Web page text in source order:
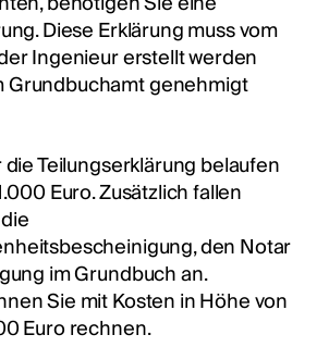
Diese Erklärung muss vom
Ingenieur erstellt werden
Grundbuchamt genehmigt
Teilungserklärung belaufen
Euro. Zusätzlich fallen
den Notar
im Grundbuch an.
Sie mit Kosten in Höhe von
Euro rechnen.